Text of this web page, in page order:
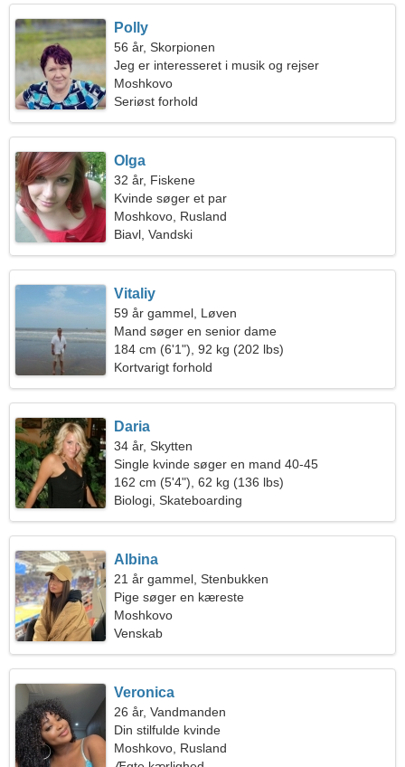
Polly
56 år, Skorpionen
Jeg er interesseret i musik og rejser
Moshkovo
Seriøst forhold
Olga
32 år, Fiskene
Kvinde søger et par
Moshkovo, Rusland
Biavl, Vandski
Vitaliy
59 år gammel, Løven
Mand søger en senior dame
184 cm (6'1"), 92 kg (202 lbs)
Kortvarigt forhold
Daria
34 år, Skytten
Single kvinde søger en mand 40-45
162 cm (5'4"), 62 kg (136 lbs)
Biologi, Skateboarding
Albina
21 år gammel, Stenbukken
Pige søger en kæreste
Moshkovo
Venskab
Veronica
26 år, Vandmanden
Din stilfulde kvinde
Moshkovo, Rusland